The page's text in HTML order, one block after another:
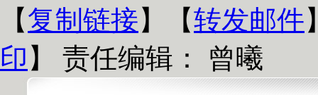
【复制链接】【转发邮件
印 】 责任编辑： 曾曦